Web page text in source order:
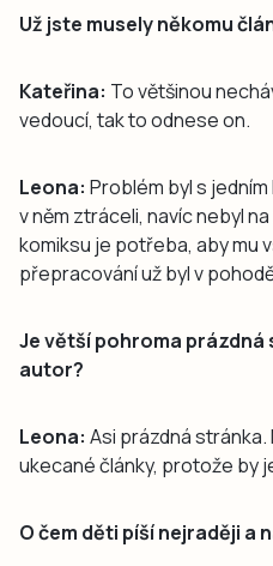
Už jste musely někomu
Kateřina: To většinou
vedoucí, tak to odnese on.
Leona: Problém byl s
v něm ztráceli, navíc nebyl
komiksu je potřeba, aby mu
přepracování už byl v
Je větší pohroma
autor?
Leona: Asi prázdná
ukecané články, protože by
O čem děti píší nejraději a